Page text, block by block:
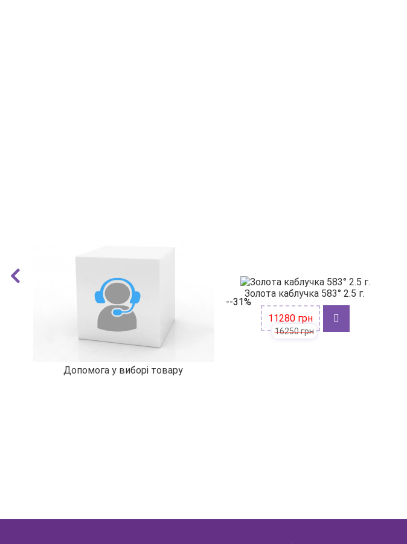
Допомога у виборі товару
Золота каблучка 583° 2.5 г.
--31%
11280 грн
16250 грн